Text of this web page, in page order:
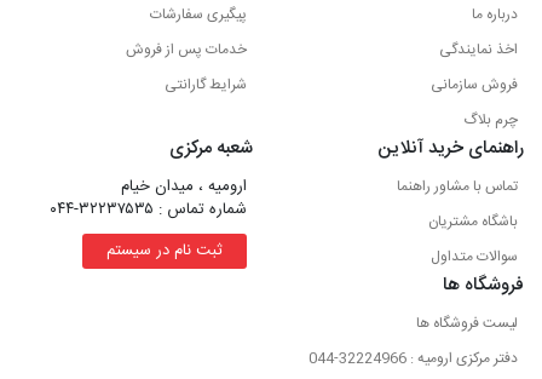
درباره ما
اخذ نمایندگی
فروش سازمانی
چرم بلاگ
پیگیری سفارشات
خدمات پس از فروش
شرایط گارانتی
راهنمای خرید آنلاین
تماس با مشاور راهنما
باشگاه مشتریان
سوالات متداول
شعبه مرکزی
ارومیه ، میدان خیام
شماره تماس : ۳۲۲۳۷۵۳۵-۰۴۴
ثبت نام در سیستم
فروشگاه ها
لیست فروشگاه ها
دفتر مرکزی ارومیه : 32224966-044